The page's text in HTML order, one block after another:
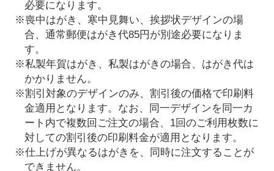
必要になります。
※喪中はがき、寒中見舞い、挨拶状デザインの場
合、通常郵便はがき代85円が別途必要になりま
す。
※私製年賀はがき、私製はがきの場合、はがき代は
かかりません。
※割引対象のデザインのみ、割引後の価格で印刷料
金適用となります。なお、同一デザインを同一カ
ート内で複数回ご注文の場合、1回のご利用枚数に
対しての割引後の印刷料金が適用となります。
※仕上げが異なるはがきを、同時に注文することが
できません。